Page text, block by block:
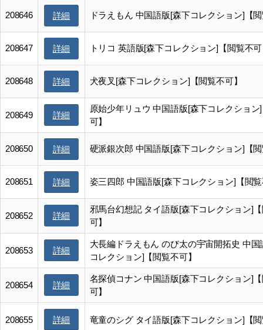
208646 詳細 ドラえもん 中国語版[森下コレクション]【
208647 詳細 トリコ 英語版[森下コレクション]【閲覧不
208648 詳細 犬夜叉[森下コレクション]【閲覧不可】
208649 詳細
原始少年リュウ 中国語版[森下コレクション
可】
208650 詳細 硬派銀次郎 中国語版[森下コレクション]【
208651 詳細 姿三四郎 中国語版[森下コレクション]【閲
208652 詳細
邪馬台幻想記 タイ語版[森下コレクション]
可】
208653 詳細
大長編ドラえもん のび太の宇宙開拓史 中国
コレクション]【閲覧不可】
208654 詳細
名探偵コナン 中国語版[森下コレクション]
可】
208655 詳細 竜童のシグ タイ語版[森下コレクション]【